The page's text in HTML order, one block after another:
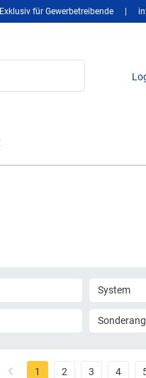
Exklusiv für Gewerbetreibende
System
1 2 3 4